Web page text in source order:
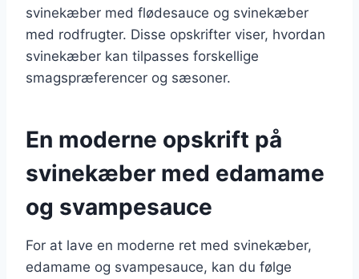
svinekæber med flødesauce og svinekæber
med rodfrugter. Disse opskrifter viser, hvordan
svinekæber kan tilpasses forskellige
smagspræferencer og sæsoner.
En moderne opskrift på
svinekæber med edamame
og svampesauce
For at lave en moderne ret med svinekæber,
edamame og svampesauce, kan du følge